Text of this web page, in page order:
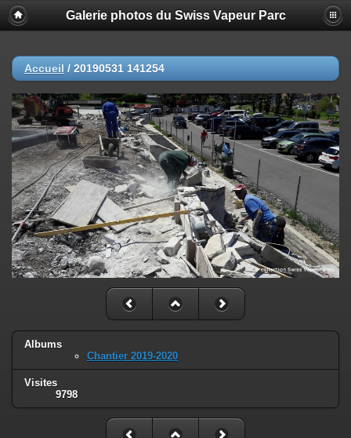
Galerie photos du Swiss Vapeur Parc
Accueil / 20190531 141254
Albums
Chantier 2019-2020
Visites
9798